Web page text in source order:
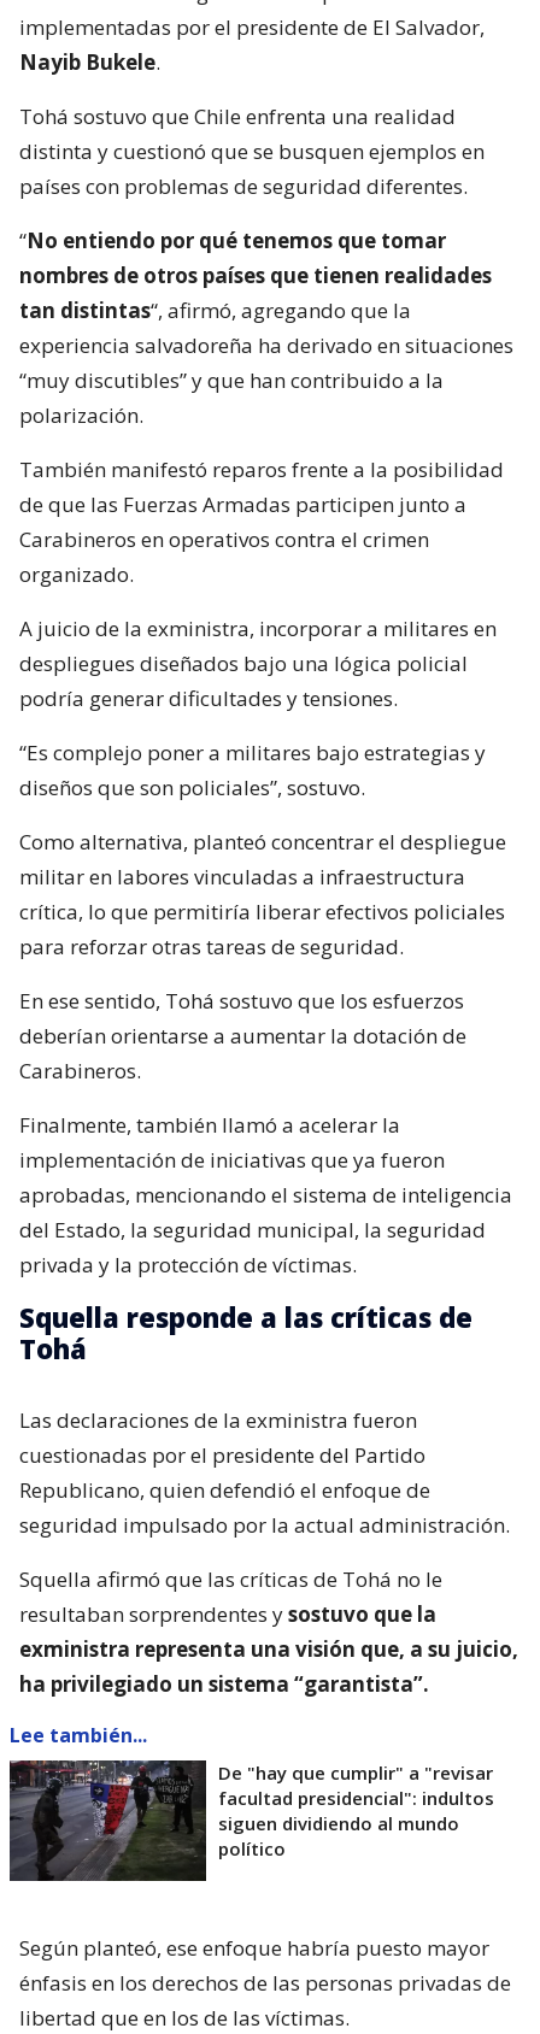
implementadas por el presidente de El Salvador,
Nayib Bukele.
Tohá sostuvo que Chile enfrenta una realidad
distinta y cuestionó que se busquen ejemplos en
países con problemas de seguridad diferentes.
“No entiendo por qué tenemos que tomar
nombres de otros países que tienen realidades
tan distintas“, afirmó, agregando que la
experiencia salvadoreña ha derivado en situaciones
“muy discutibles” y que han contribuido a la
polarización.
También manifestó reparos frente a la posibilidad
de que las Fuerzas Armadas participen junto a
Carabineros en operativos contra el crimen
organizado.
A juicio de la exministra, incorporar a militares en
despliegues diseñados bajo una lógica policial
podría generar dificultades y tensiones.
“Es complejo poner a militares bajo estrategias y
diseños que son policiales”, sostuvo.
Como alternativa, planteó concentrar el despliegue
militar en labores vinculadas a infraestructura
crítica, lo que permitiría liberar efectivos policiales
para reforzar otras tareas de seguridad.
En ese sentido, Tohá sostuvo que los esfuerzos
deberían orientarse a aumentar la dotación de
Carabineros.
Finalmente, también llamó a acelerar la
implementación de iniciativas que ya fueron
aprobadas, mencionando el sistema de inteligencia
del Estado, la seguridad municipal, la seguridad
privada y la protección de víctimas.
Squella responde a las críticas de
Tohá
Las declaraciones de la exministra fueron
cuestionadas por el presidente del Partido
Republicano, quien defendió el enfoque de
seguridad impulsado por la actual administración.
Squella afirmó que las críticas de Tohá no le
resultaban sorprendentes ysostuvo que la
exministra representa una visión que, a su juicio,
ha privilegiado un sistema “garantista”.
Lee también...
De "hay que cumplir" a "revisar
facultad presidencial": indultos
siguen dividiendo al mundo
político
Según planteó, ese enfoque habría puesto mayor
énfasis en los derechos de las personas privadas de
libertad que en los de las víctimas.